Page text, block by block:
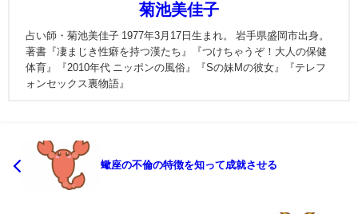
菊池美佳子
占い師・菊池美佳子 1977年3月17日生まれ。 岩手県盛岡市出身。
著書『凄まじき性癖を持つ漢たち』『つけちゃうぞ！大人の保健
体育』『2010年代 ニッポンの風俗』『Sの妹Mの彼女』『テレフ
ォンセックス裏物語』
蠍座の不倫の特徴を知って成就させる